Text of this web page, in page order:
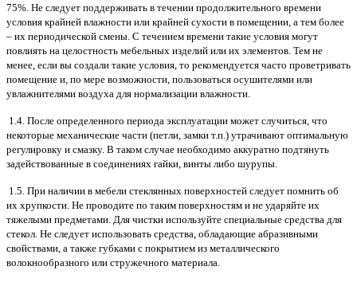
75%. Не следует поддерживать в течении продолжительного времени
условия крайней влажности или крайней сухости в помещении, а тем более
– их периодической смены. С течением времени такие условия могут
повлиять на целостность мебельных изделий или их элементов. Тем не
менее, если вы создали такие условия, то рекомендуется часто проветривать
помещение и, по мере возможности, пользоваться осушителями или
увлажнителями воздуха для нормализации влажности.
1.4. После определенного периода эксплуатации может случиться, что
некоторые механические части (петли, замки т.п.) утрачивают оптимальную
регулировку и смазку. В таком случае необходимо аккуратно подтянуть
задействованные в соединениях гайки, винты либо шурупы.
1.5. При наличии в мебели стеклянных поверхностей следует помнить об
их хрупкости. Не проводите по таким поверхностям и не ударяйте их
тяжелыми предметами. Для чистки используйте специальные средства для
стекол. Не следует использовать средства, обладающие абразивными
свойствами, а также губками с покрытием из металлического
волокнообразного или стружечного материала.